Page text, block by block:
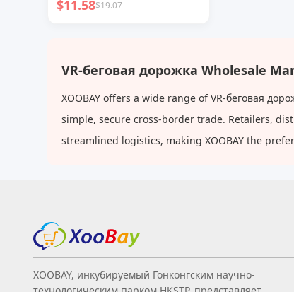
$11.58$19.07
VR-беговая дорожка Wholesale
XOOBAY offers a wide range of VR-беговая
simple, secure cross-border trade. Retailers,
streamlined logistics, making XOOBAY the
XOOBAY, инкубируемый Гонконгским научно-